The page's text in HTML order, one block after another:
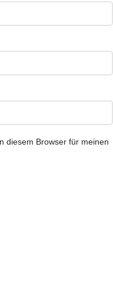
diesem Browser für meinen